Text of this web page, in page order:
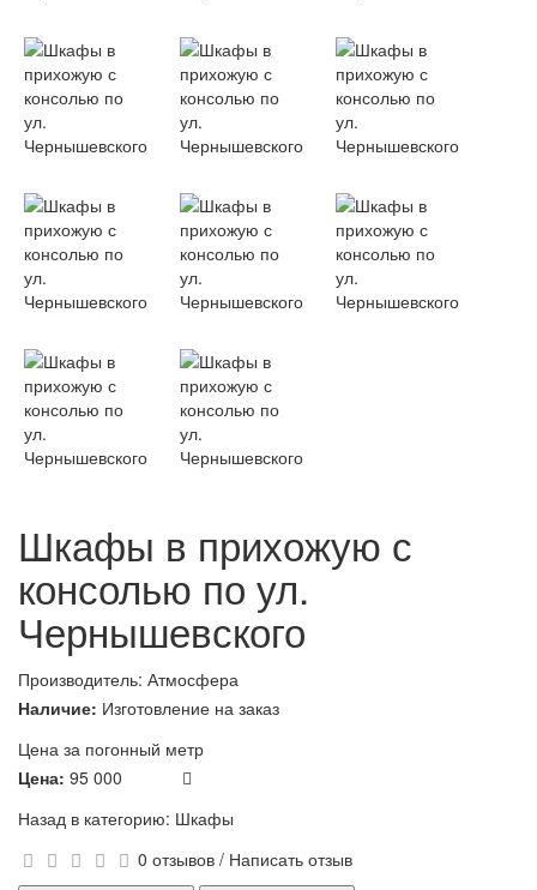
Шкафы в прихожую с
консолью по ул.
Чернышевского
Производитель: Атмосфера
Наличие: Изготовление на заказ
Цена за погонный метр
Цена: 95 000
Назад в категорию: Шкафы
0 отзывов / Написать отзыв